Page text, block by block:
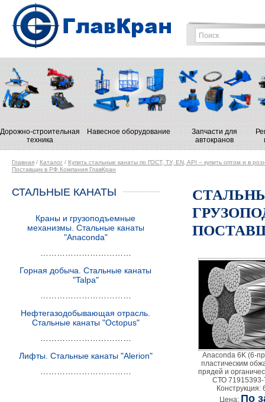
Дорожно-строительная
техника
Навесное оборудование
Запчасти для
автокранов
Главная / Каталог / Купить стальные канаты по ГОСТ, ТУ, EN, API – купить оптом и в
Поставщик в РФ Компания ГлавКран
СТАЛЬНЫЕ КАНАТЫ
Краны и грузоподъемные
механизмы. Стальные канаты
"Anaconda"
Горная добыча. Стальные канаты
"Talpa"
Нефтегазодобывающая отрасль.
Стальные канаты "Octopus"
Лифты. Стальные канаты "Alerion"
Anaconda 6K (6-
пластическим
прядей и
СТО
Конструкция:
Цена: По